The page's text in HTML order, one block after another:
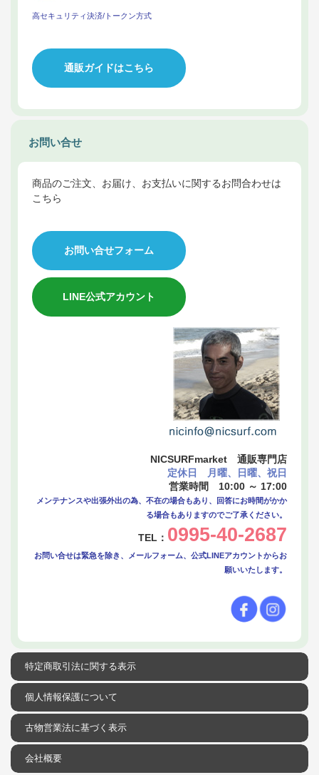
高セキュリティ決済/トークン方式
通販ガイドはこちら
お問い合せ
商品のご注文、お届け、お支払いに関するお問合わせは
こちら
お問い合せフォーム
LINE公式アカウント
NICSURFmarket 通販専門店
定休日 月曜、日曜、祝日
営業時間 10:00 ～ 17:00
メンテナンスや出張外出の為、不在の場合もあり、回答にお時間がかか
る場合もありますのでご了承ください。
TEL： 0995-40-2687
お問い合せは緊急を除き、メールフォーム、公式LINEアカウントからお
願いいたします。
特定商取引法に関する表示
個人情報保護について
古物営業法に基づく表示
会社概要